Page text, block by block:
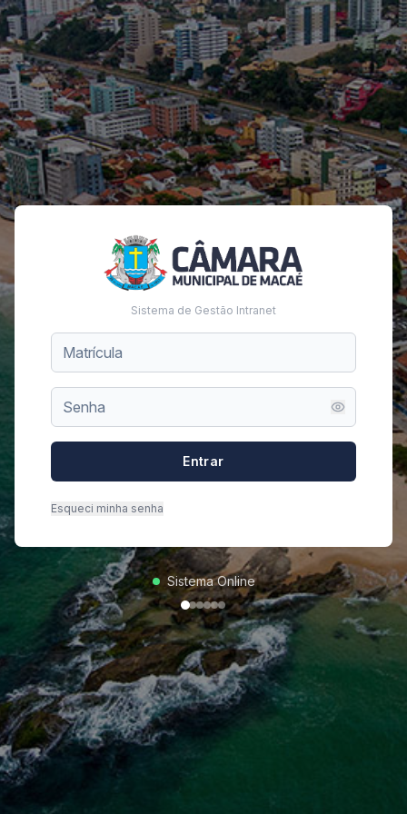
Sistema de Gestão Intranet
Entrar
Esqueci minha senha
Sistema Online